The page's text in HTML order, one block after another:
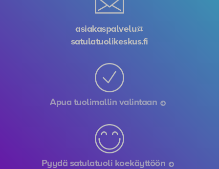
asiakaspalvelu@
satulatuolikeskus.fi
Apua tuolimallin valintaan
Pyydä satulatuoli koekäyttöön